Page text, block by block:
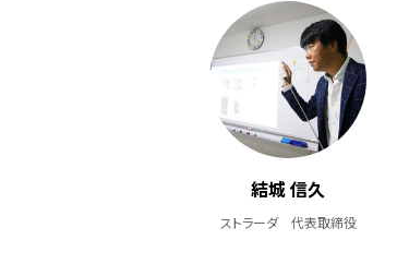
結城 信久
ストラーダ 代表取締役